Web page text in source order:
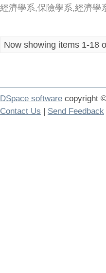
經濟學系,保險學系,經濟學
Now showing items 1-18
DSpace software copyright
Contact Us | Send Feedback